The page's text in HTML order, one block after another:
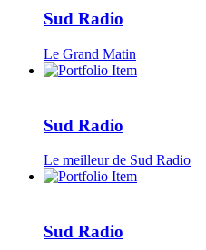
Sud Radio
Le Grand Matin
Sud Radio
Le meilleur de Sud Radio
Sud Radio